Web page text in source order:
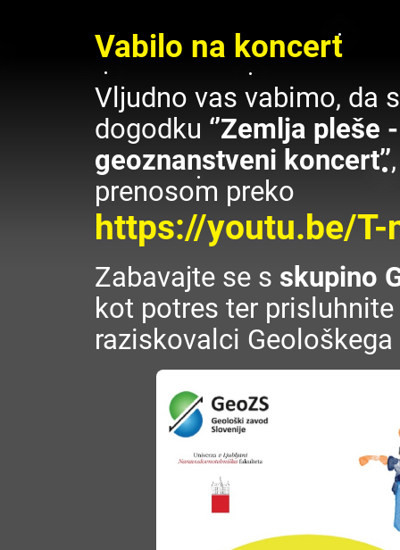
Vabilo na koncert
Vljudno vas vabimo, da
dogodku ‘’Zemlja
geoznanstveni koncert’’
prenosom preko
https://youtu.be/T-
Zabavajte se s skupino
kot potres ter
raziskovalci